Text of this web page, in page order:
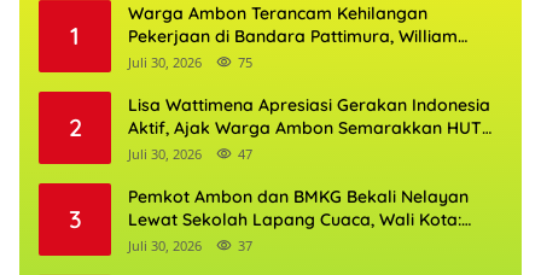
1
Warga Ambon Terancam Kehilangan
Pekerjaan di Bandara Pattimura, William
Mairuhu Desak Maskapai Utamakan Tenaga
Juli 30, 2026 75
2
Lisa Wattimena Apresiasi Gerakan Indonesia
Aktif, Ajak Warga Ambon Semarakkan HUT
RI dan HUT Provinsi Maluku
Juli 30, 2026 47
3
Pemkot Ambon dan BMKG Bekali Nelayan
Lewat Sekolah Lapang Cuaca, Wali Kota:
Keselamatan Harus Jadi Prioritas
Juli 30, 2026 37